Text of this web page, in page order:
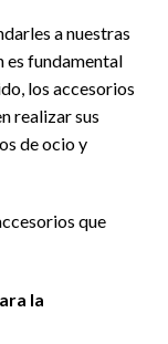
a nuestras
es fundamental
los accesorios
realizar sus
de ocio y
que
la